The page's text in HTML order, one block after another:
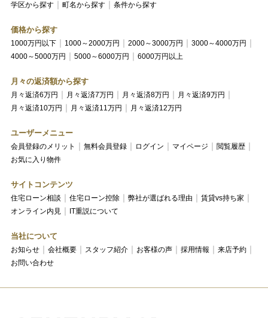
学区から探す 町名から探す 条件から探す
価格から探す
1000万円以下 1000～2000万円 2000～3000万円
3000～4000万円
4000～5000万円
5000～6000万円 6000万円以上
月々の返済額から探す
月々返済6万円 月々返済7万円 月々返済8万円
月々返済9万円
月々返済10万円
月々返済11万円 月々返済12万円
ユーザーメニュー
会員登録のメリット 無料会員登録 ログイン マイページ
閲覧履歴
お気に入り物件
サイトコンテンツ
住宅ローン相談 住宅ローン控除 弊社が選ばれる理由
賃貸vs持ち家
オンライン内見
IT重説について
当社について
お知らせ 会社概要 スタッフ紹介 お客様の声 採用情報
来店予約
お問い合わせ